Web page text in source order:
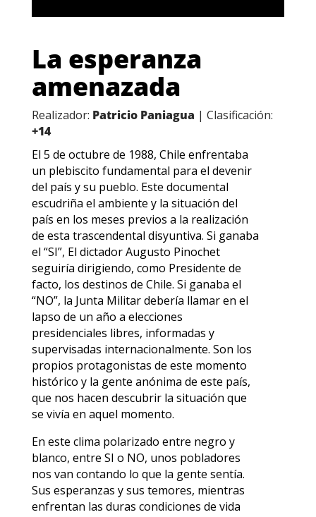
La esperanza
amenazada
Realizador: Patricio Paniagua | Clasificación:
+14
El 5 de octubre de 1988, Chile enfrentaba
un plebiscito fundamental para el devenir
del país y su pueblo. Este documental
escudriña el ambiente y la situación del
país en los meses previos a la realización
de esta trascendental disyuntiva. Si ganaba
el “SI”, El dictador Augusto Pinochet
seguiría dirigiendo, como Presidente de
facto, los destinos de Chile. Si ganaba el
“NO”, la Junta Militar debería llamar en el
lapso de un año a elecciones
presidenciales libres, informadas y
supervisadas internacionalmente. Son los
propios protagonistas de este momento
histórico y la gente anónima de este país,
que nos hacen descubrir la situación que
se vivía en aquel momento.
En este clima polarizado entre negro y
blanco, entre SI o NO, unos pobladores
nos van contando lo que la gente sentía.
Sus esperanzas y sus temores, mientras
enfrentan las duras condiciones de vida